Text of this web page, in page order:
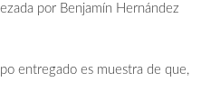
por Benjamín Hernández
entregado es muestra de que,